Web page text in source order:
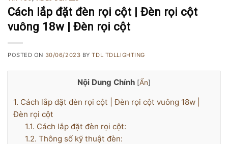
Cách lắp đặt đèn rọi cột | Đèn rọi cột
vuông 18w | Đèn rọi cột
POSTED ON 30/06/2023 BYTDL TDLLIGHTING
Nội Dung Chính [Ẩn]
1. Cách lắp đặt đèn rọi cột | Đèn rọi cột vuông 18w |
Đèn rọi cột
1.1. Cách lắp đặt đèn rọi cột:
1.2. Thông số kỹ thuật đèn: